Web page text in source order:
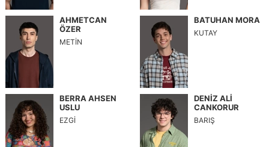
AHMETCAN
ÖZER
METİN
BATUHAN MORA
KUTAY
BERRA AHSEN
USLU
EZGİ
DENİZ ALİ
CANKORUR
BARIŞ